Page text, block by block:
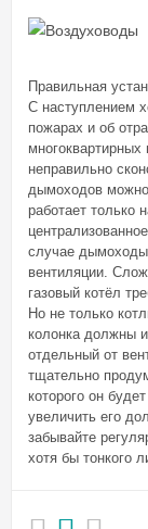
Правильная
С наступлением
пожарах и об
неправильно
дымоходов
работает только
случае
вентиляции.
газовый котёл
Но не только
колонка должны
отдельный от
тщательно
которого он
увеличить его
забывайте
хотя бы тонкого